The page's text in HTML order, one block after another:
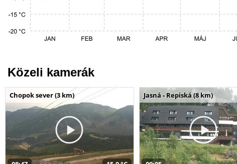
Közeli kamerák
Chopok sever (3 km) Jasná - Repiská (8 km)